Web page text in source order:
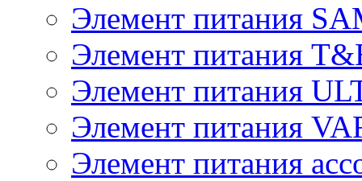
Элемент питания
Элемент питания
Элемент питания
Элемент питания
Элемент питания